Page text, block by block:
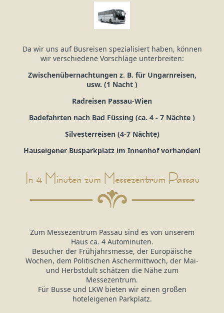
Da wir uns auf Busreisen spezialisiert haben, können
wir verschiedene Vorschläge unterbreiten:
Zwischenübernachtungen z. B. für Ungarnreisen,
usw. (1 Nacht )
Radreisen Passau-Wien
Badefahrten nach Bad Füssing (ca. 4 - 7 Nächte )
Silvesterreisen (4-7 Nächte)
Hauseigener Busparkplatz im Innenhof vorhanden!
In 4 Minuten zum Messezentrum Passau
Zum Messezentrum Passau sind es von unserem
Haus ca. 4 Autominuten.
Besucher der Frühjahrsmesse, der Europäische
Wochen, dem Politischen Aschermittwoch, der Mai-
und Herbstdult schätzen die Nähe zum
Messezentrum.
Für Busse und LKW bieten wir einen großen
hoteleigenen Parkplatz.